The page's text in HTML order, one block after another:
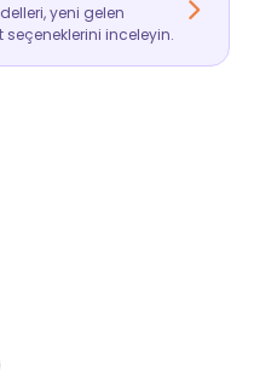
yeni gelen
inceleyin.